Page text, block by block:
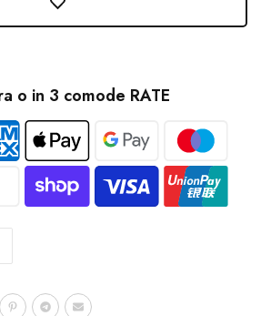
o in 3 comode RATE